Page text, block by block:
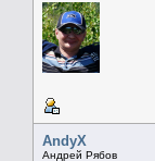
AndyX
Андрей Рябов